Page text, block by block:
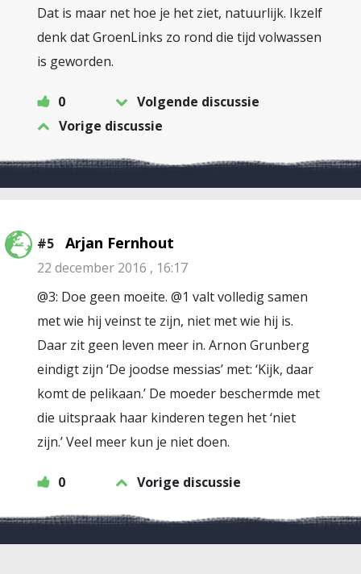
Dat is maar net hoe je het ziet, natuurlijk. Ikzelf
denk dat GroenLinks zo rond die tijd volwassen
is geworden.
0
Volgende discussie
Vorige discussie
#5 Arjan Fernhout
22 december 2016 , 16:17
@3: Doe geen moeite. @1 valt volledig samen
met wie hij veinst te zijn, niet met wie hij is.
Daar zit geen leven meer in. Arnon Grunberg
eindigt zijn ‘De joodse messias’ met: ‘Kijk, daar
komt de pelikaan.’ De moeder beschermde met
die uitspraak haar kinderen tegen het ‘niet
zijn.’ Veel meer kun je niet doen.
0 Vorige discussie